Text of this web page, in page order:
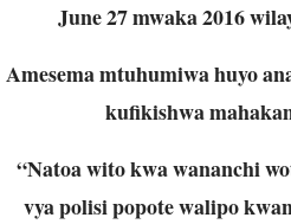
June 27 mwaka 2016
Amesema mtuhumiwa huyo
kufikishwa
“Natoa wito kwa wananchi
vya polisi popote walipo